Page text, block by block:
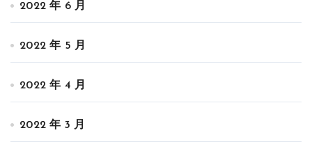
2022 年 6 月
2022 年 5 月
2022 年 4 月
2022 年 3 月